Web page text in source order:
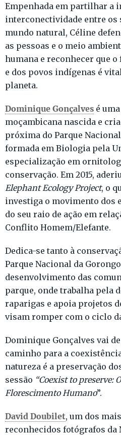
Empenhada em partilhar a
interconectividade entre os
mundo natural, Céline
as pessoas e o meio
humana e reconhecer que
e dos povos indígenas é
planeta.
Dominique Gonçalves é
moçambicana nascida e
próxima do Parque
formada em Biologia pela
especialização em
conservação. Em 2015,
Elephant Ecology Project, o
investiga o movimento dos
do seu raio de ação em
Conflito Homem/Elefante.
Dedica-se tanto à
Parque Nacional da
desenvolvimento das
parque, onde trabalha pela
raparigas e apoia projetos
visam romper com o ciclo
Dominique Gonçalves vai
caminho para a
natureza é a preservação
sessão “Coexist to preserve:
Florescimento Humano”.
David Doubilet, um dos
reconhecidos fotógrafos da